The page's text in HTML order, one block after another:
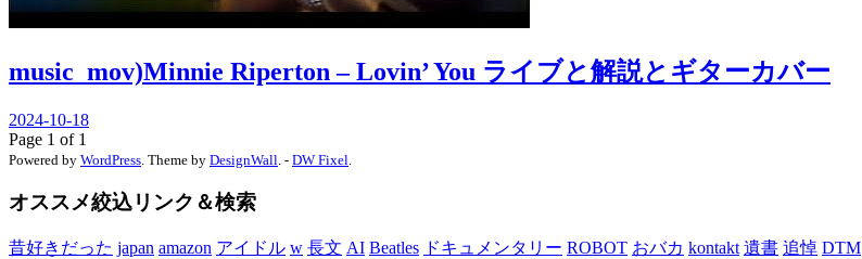
music_mov)Minnie Riperton – Lovin’ You ライブと解説とギターカバー
2024-10-18
Page 1 of 1
Powered by WordPress . Theme by DesignWall . - DW Fixel
オススメ絞込リンク＆検索
昔好きだった japan amazon アイドル w 長文 AI Beatles ドキュメンタリー ROBOT おバカ kontakt 遺書 追悼 DTM